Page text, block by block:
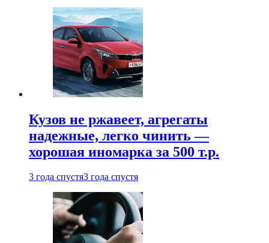
Кузов не ржавеет, агрегаты
надежные, легко чинить —
хорошая иномарка за 500 т.р.
3 года спустя3 года спустя